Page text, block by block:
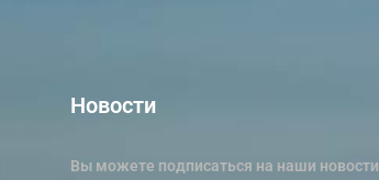
Новости
Вы можете подписаться на наши новости